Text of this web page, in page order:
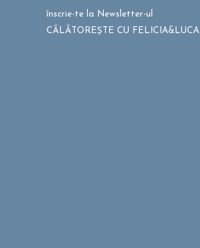
înscrie-te la Newsletter-ul
CĂLĂTOREȘTE CU FELICIA&LUCA